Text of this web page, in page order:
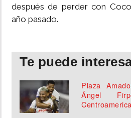
después de perder con
año pasado.
Te puede
Plaza
Ángel